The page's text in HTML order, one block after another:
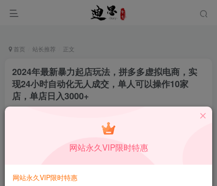
首页 站长推荐 正文
2024年最新暴力起店玩法，拼多多虚拟电商，实
现24小时自动化无人成交，单人可以操作10家
店，单店日入3000+
私信
本站所有内容来自互联网收集，仅供学习和交流，请勿用于商业
网站永久VIP限时特惠
网站永久VIP限时特惠